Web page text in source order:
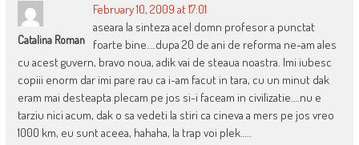
Catalina Roman
February 10, 2009 at 17:01
aseara la sinteza acel domn profesor a punctat
foarte bine….dupa 20 de ani de reforma ne-am ales
cu acest guvern, bravo noua, adik vai de steaua noastra. Imi iubesc
copiii enorm dar imi pare rau ca i-am facut in tara, cu un minut dak
eram mai desteapta plecam pe jos si-i faceam in civilizatie….nu e
tarziu nici acum, dak o sa vedeti la stiri ca cineva a mers pe jos vreo
1000 km, eu sunt aceea, hahaha, la trap voi plek…..